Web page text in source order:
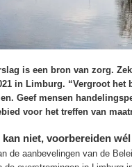
is een bron van zorg.
in Limburg. “Vergroot het
Geef mensen
voor het treffen van
niet, voorbereiden wél
de aanbevelingen van de